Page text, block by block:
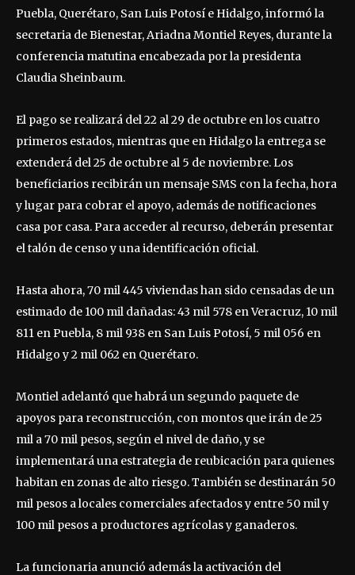
Puebla, Querétaro, San Luis Potosí e Hidalgo, informó la
secretaria de Bienestar, Ariadna Montiel Reyes, durante la
conferencia matutina encabezada por la presidenta
Claudia Sheinbaum.
El pago se realizará del 22 al 29 de octubre en los cuatro
primeros estados, mientras que en Hidalgo la entrega se
extenderá del 25 de octubre al 5 de noviembre. Los
beneficiarios recibirán un mensaje SMS con la fecha, hora
y lugar para cobrar el apoyo, además de notificaciones
casa por casa. Para acceder al recurso, deberán presentar
el talón de censo y una identificación oficial.
Hasta ahora, 70 mil 445 viviendas han sido censadas de un
estimado de 100 mil dañadas: 43 mil 578 en Veracruz, 10 mil
811 en Puebla, 8 mil 938 en San Luis Potosí, 5 mil 056 en
Hidalgo y 2 mil 062 en Querétaro.
Montiel adelantó que habrá un segundo paquete de
apoyos para reconstrucción, con montos que irán de 25
mil a 70 mil pesos, según el nivel de daño, y se
implementará una estrategia de reubicación para quienes
habitan en zonas de alto riesgo. También se destinarán 50
mil pesos a locales comerciales afectados y entre 50 mil y
100 mil pesos a productores agrícolas y ganaderos.
La funcionaria anunció además la activación del